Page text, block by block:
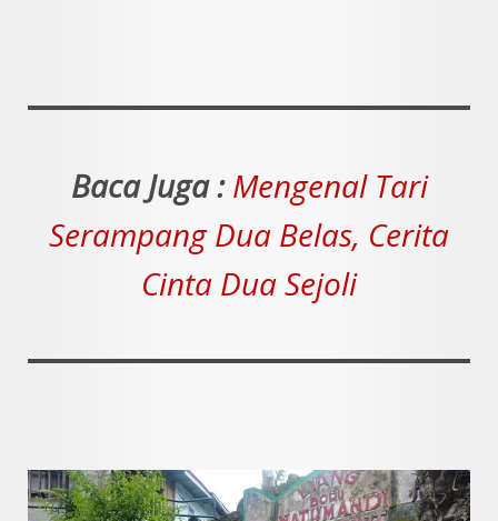
Baca Juga :Mengenal Tari
Serampang Dua Belas, Cerita
Cinta Dua Sejoli